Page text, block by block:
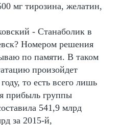
мг тирозина, желатин,
- Станаболик в
Номером решения
по памяти. В таком
произойдет
то есть всего лишь
прибыль группы
541,9 млрд
за 2015-й,